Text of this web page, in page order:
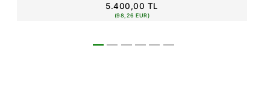
5.400,00 TL
(98,26 EUR)